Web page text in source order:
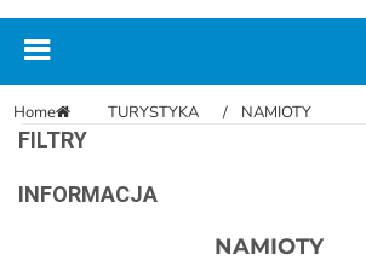
Home TURYSTYKA NAMIOTY
FILTRY
INFORMACJA
NAMIOTY